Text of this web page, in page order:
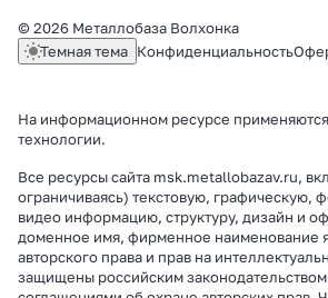
© 2026 Металлобаза Волхонка
Темная тема Конфиденциальность
На информационном ресурсе применяются
технологии.
Все ресурсы сайта msk.metallobazav.ru,
ограничиваясь) текстовую, графическую,
видео информацию, структуру, дизайн и
доменное имя, фирменное наименование
авторского права и прав на
защищены российским